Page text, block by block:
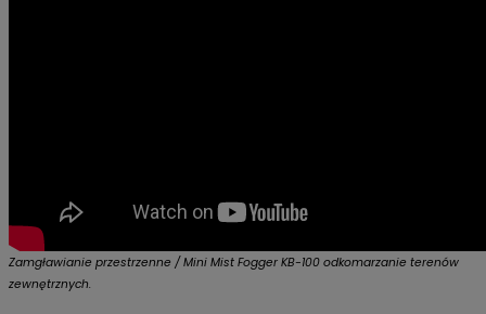
Zamgławianie przestrzenne / Mini Mist Fogger KB-100 odkomarzanie terenów
zewnętrznych.